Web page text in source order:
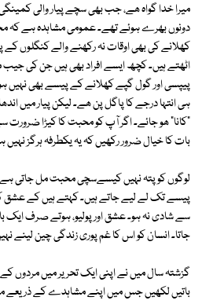
میرا خدا گواہ ھے، جب بھی سچے پیار والی
دونوں بھرے ہوئے تھے۔‏ عمومی مشاہدہ ہے کہ
کھلانے کی بھی اوقات نہ رکھنے والے کنگلوں
اٹھتے ہیں۔ کچھ ایسے افراد بھی ہیں جن کی جیب
پیپسی اور گول گپے کھلانے کے پیسے بھی نہیں
ہی انتہا درجے کا پاگل پن ھے۔ لیکن پیار میں
"کانا" ھو جائے۔ ‏اگر آپ کو محبت کا کیڑا ضرورت
بات کا خیال ضرور رکھیں کہ یہ یکطرفہ ہرگز نہیں
لوگوں کو پتہ نہیں کیسےسچی محبت مل جاتی
پیسے تک لے لیے جاتے ہیں۔ ‏کہتے ہیں کے عشق
سے شادی نہ ہو۔ عشق اور پولیو، ہوتے صرف ایک
جاتا۔ انسان کو اس کا غم پوری زندگی چین لینے
گزشتہ سال میں نے اپنی ایک تحریر میں مردوں
باتیں لکھیں جس میں اپنے مشاہدے کے ذریعے